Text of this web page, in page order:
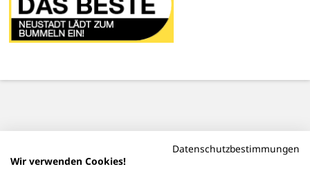
Datenschutzbestimmungen
Wir verwenden Cookies!